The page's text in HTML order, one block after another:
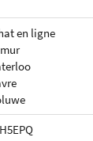
en ligne